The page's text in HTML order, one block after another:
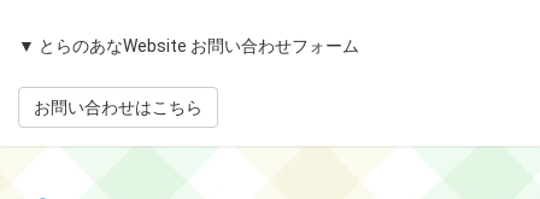
▼ とらのあなWebsite お問い合わせフォーム
お問い合わせはこちら